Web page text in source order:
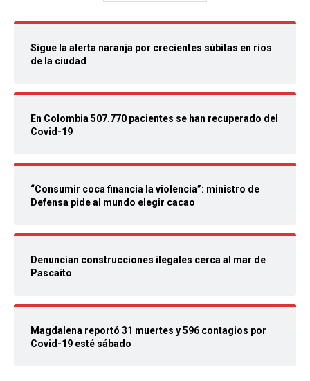
Sigue la alerta naranja por crecientes súbitas en ríos
de la ciudad
En Colombia 507.770 pacientes se han recuperado del
Covid-19
“Consumir coca financia la violencia”: ministro de
Defensa pide al mundo elegir cacao
Denuncian construcciones ilegales cerca al mar de
Pascaíto
Magdalena reportó 31 muertes y 596 contagios por
Covid-19 esté sábado